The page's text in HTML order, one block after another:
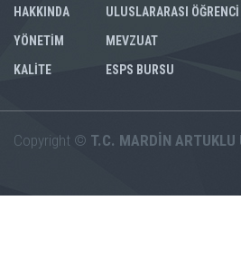
HAKKINDA
YÖNETİM
KALİTE
ULUSLARARASI ÖĞRENCİ
MEVZUAT
ESPS BURSU
Copyright © T.C. MARDİN ARTUKLU